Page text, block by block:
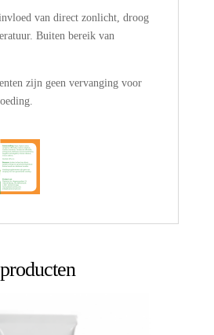
van direct zonlicht, droog
Buiten bereik van
zijn geen vervanging voor